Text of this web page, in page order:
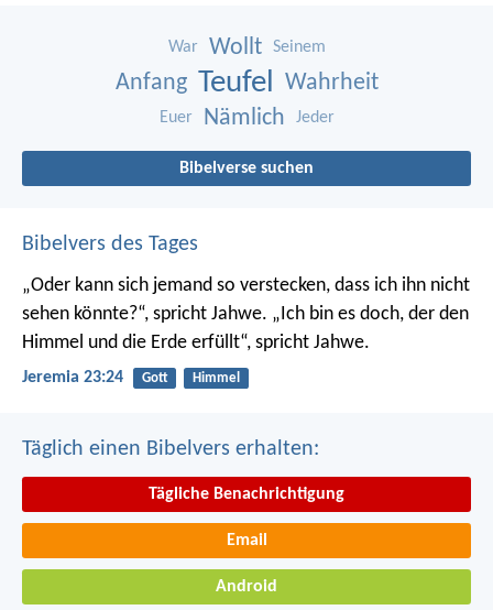
War Wollt Seinem
Anfang Teufel Wahrheit
Euer Nämlich Jeder
Bibelverse suchen
Bibelvers des Tages
„Oder kann sich jemand so verstecken, dass ich ihn nicht
sehen könnte?“, spricht Jahwe. „Ich bin es doch, der den
Himmel und die Erde erfüllt“, spricht Jahwe.
Jeremia 23:24 Gott Himmel
Täglich einen Bibelvers erhalten:
Tägliche Benachrichtigung
Email
Android